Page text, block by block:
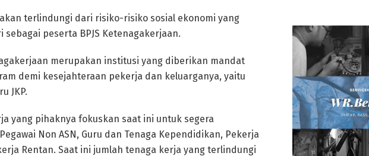
terlindungi dari risiko-risiko sosial ekonomi yang
peserta BPJS Ketenagakerjaan.
merupakan institusi yang diberikan mandat
demi kesejahteraan pekerja dan keluarganya, yaitu
JKP.
yang pihaknya fokuskan saat ini untuk segera
Non ASN, Guru dan Tenaga Kependidikan, Pekerja
Rentan. Saat ini jumlah tenaga kerja yang terlindungi